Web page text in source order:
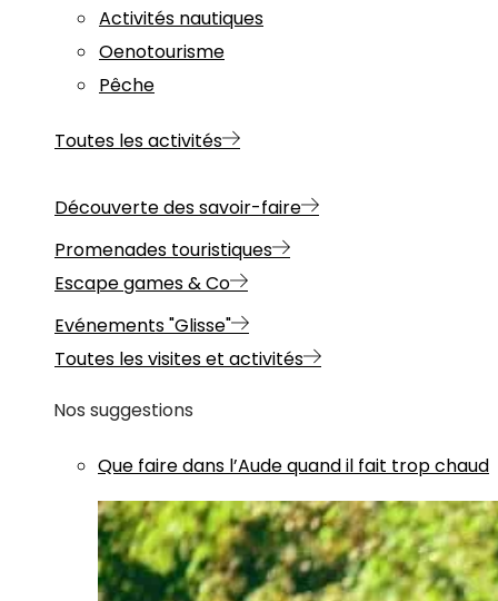
Activités nautiques
Oenotourisme
Pêche
Toutes les activités
Découverte des savoir-faire
Promenades touristiques
Escape games & Co
Evénements "Glisse"
Toutes les visites et activités
Nos suggestions
Que faire dans l’Aude quand il fait trop chaud